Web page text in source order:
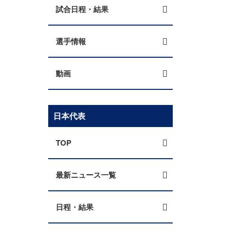
試合日程・結果
選手情報
動画
日本代表
TOP
最新ニュース一覧
日程・結果